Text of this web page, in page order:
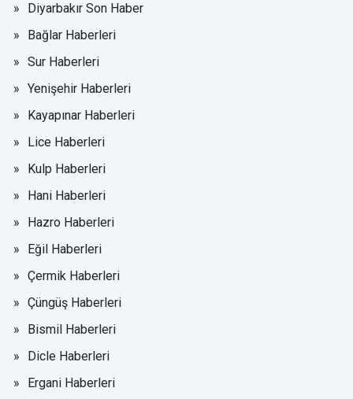
Diyarbakır Son Haber
Bağlar Haberleri
Sur Haberleri
Yenişehir Haberleri
Kayapınar Haberleri
Lice Haberleri
Kulp Haberleri
Hani Haberleri
Hazro Haberleri
Eğil Haberleri
Çermik Haberleri
Çüngüş Haberleri
Bismil Haberleri
Dicle Haberleri
Ergani Haberleri